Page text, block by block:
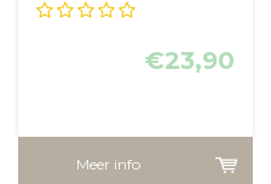
€23,90
Meer info